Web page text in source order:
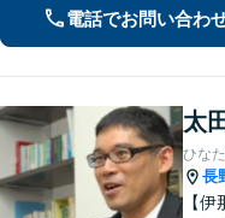
電話でお問い合わ
太
ひな
長
【